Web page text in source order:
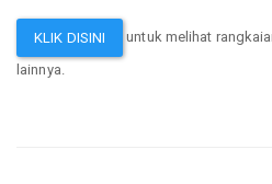
KLIK DISINI untuk melihat
lainnya.